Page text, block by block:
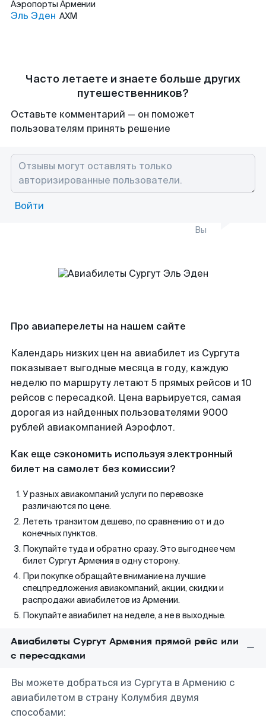
Аэропорты Армении
Эль Эден AXM
Часто летаете и знаете больше других
путешественников?
Оставьте комментарий — он поможет
пользователям принять решение
Войти
Вы
Про авиаперелеты на нашем сайте
Календарь низких цен на авиабилет из Сургута
показывает выгодные месяца в году, каждую
неделю по маршруту летают 5 прямых рейсов и 10
рейсов с пересадкой. Цена варьируется, самая
дорогая из найденных пользователями 9000
рублей авиакомпанией Аэрофлот.
Как еще сэкономить используя электронный
билет на самолет без комиссии?
У разных авиакомпаний услуги по перевозке
различаются по цене.
Лететь транзитом дешево, по сравнению от и до
конечных пунктов.
Покупайте туда и обратно сразу. Это выгоднее чем
билет Сургут Армения в одну сторону.
При покупке обращайте внимание на лучшие
спецпредложения авиакомпаний, акции, скидки и
распродажи авиабилетов из Армении.
Покупайте авиабилет на неделе, а не в выходные.
Авиабилеты Сургут Армения прямой рейс или
с пересадками
Вы можете добраться из Сургута в Армению с
авиабилетом в страну Колумбия двумя
способами: